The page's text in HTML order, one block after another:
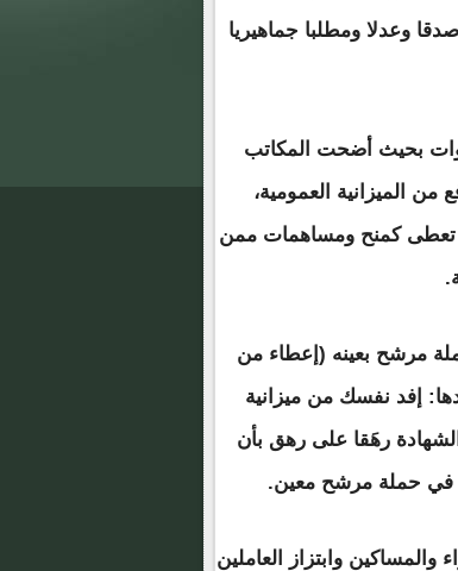
وعدلا ومطلبا جماهيريا
بحيث أضحت المكاتب
من الميزانية العمومية،
تعطى كمنح ومساهمات ممن
مرشح بعينه (إعطاء من
إفد نفسك من ميزانية
رهَقا على رهق بأن
في حملة مرشح معين.
وابتزاز العاملين